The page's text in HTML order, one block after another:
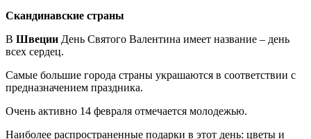
Скандинавские страны
В Швеции День Святого Валентина имеет название – день
всех сердец.
Самые большие города страны украшаются в соответствии с
предназначением праздника.
Очень активно 14 февраля отмечается молодежью.
Наиболее распространенные подарки в этот день: цветы и